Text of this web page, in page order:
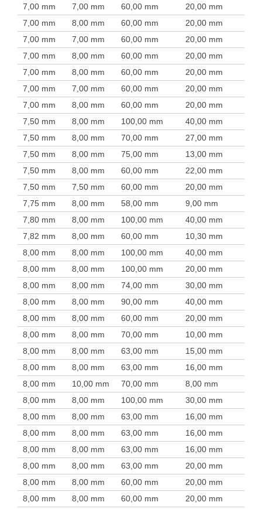
7,00 mm 7,00 mm 60,00 mm 20,00 mm
7,00 mm
8,00 mm 60,00 mm 20,00 mm
7,00 mm
7,00 mm 60,00 mm 20,00 mm
7,00 mm
8,00 mm 60,00 mm 20,00 mm
7,00 mm
8,00 mm 60,00 mm 20,00 mm
7,00 mm
7,00 mm 60,00 mm 20,00 mm
7,00 mm
8,00 mm 60,00 mm 20,00 mm
7,50 mm
8,00 mm 100,00 mm 40,00 mm
7,50 mm
8,00 mm 70,00 mm 27,00 mm
7,50 mm
8,00 mm 75,00 mm 13,00 mm
7,50 mm
8,00 mm 60,00 mm 22,00 mm
7,50 mm
7,50 mm 60,00 mm 20,00 mm
7,75 mm
8,00 mm 58,00 mm 9,00 mm
7,80 mm
8,00 mm 100,00 mm 40,00 mm
7,82 mm
8,00 mm 60,00 mm 10,30 mm
8,00 mm
8,00 mm 100,00 mm 40,00 mm
8,00 mm
8,00 mm 100,00 mm 20,00 mm
8,00 mm
8,00 mm 74,00 mm 30,00 mm
8,00 mm
8,00 mm 90,00 mm 40,00 mm
8,00 mm
8,00 mm 60,00 mm 20,00 mm
8,00 mm
8,00 mm 70,00 mm 10,00 mm
8,00 mm
8,00 mm 63,00 mm 15,00 mm
8,00 mm
8,00 mm 63,00 mm 16,00 mm
8,00 mm
10,00 mm 70,00 mm 8,00 mm
8,00 mm
8,00 mm 100,00 mm 30,00 mm
8,00 mm
8,00 mm 63,00 mm 16,00 mm
8,00 mm
8,00 mm 63,00 mm 16,00 mm
8,00 mm
8,00 mm 63,00 mm 16,00 mm
8,00 mm
8,00 mm 63,00 mm 20,00 mm
8,00 mm
8,00 mm 60,00 mm 20,00 mm
8,00 mm
8,00 mm 60,00 mm 20,00 mm